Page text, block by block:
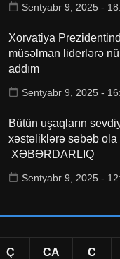
Sentyabr 9, 2025 -
Xorvatiya
müsəlman liderlərə
addım
Sentyabr 9, 2025 -
Bütün uşaqların
xəstəliklərə səbəb ola
XƏBƏRDARLIQ
Sentyabr 9, 2025 -
Ç CA C